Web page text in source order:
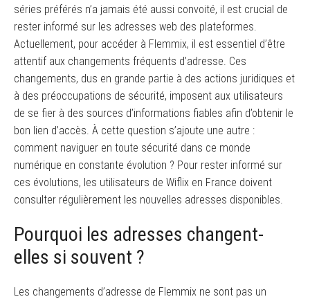
séries préférés n’a jamais été aussi convoité, il est crucial de
rester informé sur les adresses web des plateformes.
Actuellement, pour accéder à Flemmix, il est essentiel d’être
attentif aux changements fréquents d’adresse. Ces
changements, dus en grande partie à des actions juridiques et
à des préoccupations de sécurité, imposent aux utilisateurs
de se fier à des sources d’informations fiables afin d’obtenir le
bon lien d’accès. À cette question s’ajoute une autre :
comment naviguer en toute sécurité dans ce monde
numérique en constante évolution ? Pour rester informé sur
ces évolutions, les utilisateurs de Wiflix en France doivent
consulter régulièrement les nouvelles adresses disponibles.
Pourquoi les adresses changent-
elles si souvent ?
Les changements d’adresse de Flemmix ne sont pas un